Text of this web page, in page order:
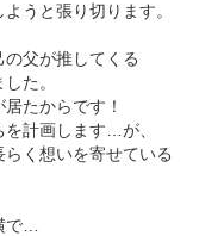
うと張り切ります。
父が推してくる
た。
たからです！
計画します…が、
く想いを寄せている
で…